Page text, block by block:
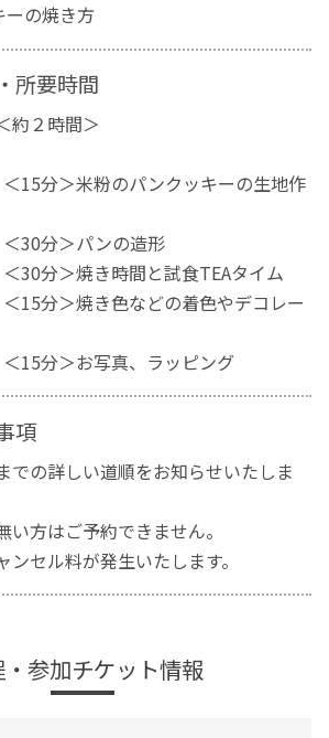
ーの焼き方
所要時間
２時間＞
米粉のパンクッキーの生地作
＞パンの造形
焼き時間と試食TEAタイム
焼き色などの着色やデコレー
＞お写真、ラッピング
項
での詳しい道順をお知らせいたしま
方はご予約できません。
セル料が発生いたします。
・参加チケット情報